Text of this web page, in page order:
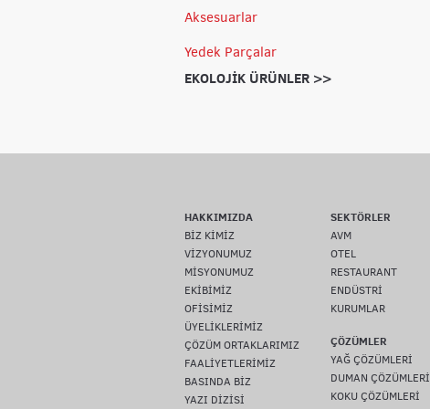
Aksesuarlar
Yedek Parçalar
EKOLOJİK ÜRÜNLER >>
HAKKIMIZDA
BİZ KİMİZ
VİZYONUMUZ
MİSYONUMUZ
EKİBİMİZ
OFİSİMİZ
ÜYELİKLERİMİZ
ÇÖZÜM ORTAKLARIMIZ
FAALİYETLERİMİZ
BASINDA BİZ
YAZI DİZİSİ
SEKTÖRLER
AVM
OTEL
RESTAURANT
ENDÜSTRİ
KURUMLAR
ÇÖZÜMLER
YAĞ ÇÖZÜMLERİ
DUMAN ÇÖZÜMLERİ
KOKU ÇÖZÜMLERİ